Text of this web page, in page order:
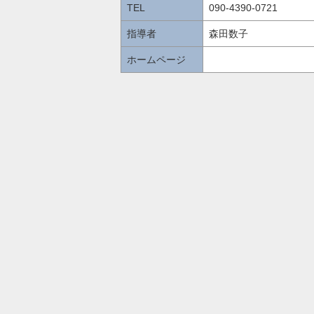
TEL 090-4390-0721
指導者 森田数子
ホームページ